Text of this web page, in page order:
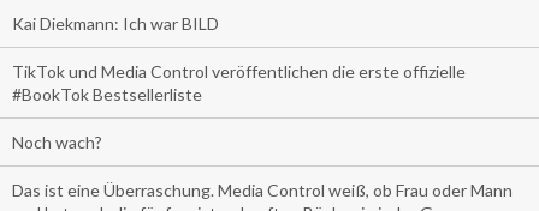
Kai Diekmann: Ich war BILD
TikTok und Media Control veröffentlichen die erste offizielle
#BookTok Bestsellerliste
Noch wach?
Das ist eine Überraschung. Media Control weiß, ob Frau oder Mann